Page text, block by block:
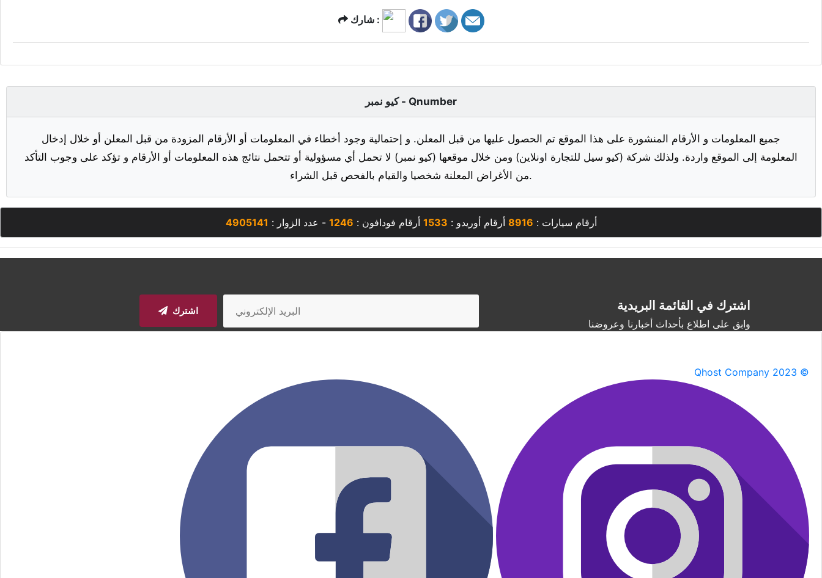
شارك :
كيو نمبر - Qnumber
جميع المعلومات و الأرقام المنشورة على هذا الموقع تم الحصول عليها من قبل المعلن. و إحتمالية وجود أخطاء في المعلومات أو الأرقام المزودة من قبل المعلن أو خلال إدخال
المعلومة إلى الموقع واردة. ولذلك شركة (كيو سيل للتجارة اونلاين) ومن خلال موقعها (كيو نمبر) لا تحمل أي مسؤولية أو تتحمل نتائج هذه المعلومات أو الأرقام و تؤكد على وجوب التأكد
من الأغراض المعلنة شخصيا والقيام بالفحص قبل الشراء.
أرقام سيارات : 8916 أرقام أوريدو : 1533 أرقام فودافون : 1246 - عدد الزوار : 4905141
اشترك في القائمة البريدية
وابق على اطلاع بأحداث أخبارنا وعروضنا
اشترك
Qhost Company 2023 ©